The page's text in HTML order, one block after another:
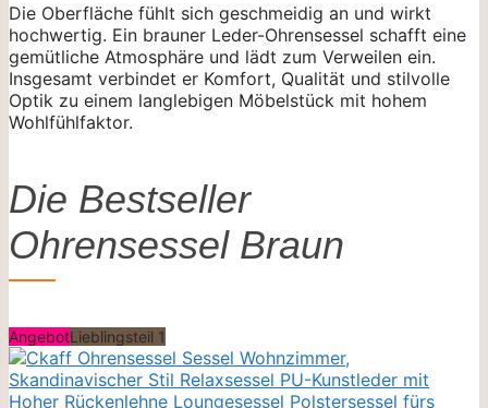
Die Oberfläche fühlt sich geschmeidig an und wirkt
hochwertig. Ein brauner Leder-Ohrensessel schafft eine
gemütliche Atmosphäre und lädt zum Verweilen ein.
Insgesamt verbindet er Komfort, Qualität und stilvolle
Optik zu einem langlebigen Möbelstück mit hohem
Wohlfühlfaktor.
Die Bestseller
Ohrensessel Braun
AngebotLieblingsteil 1